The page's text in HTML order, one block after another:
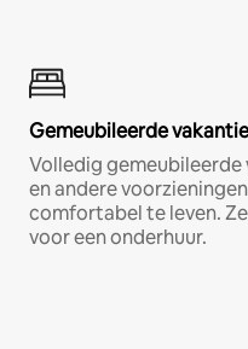
Gemeubileerde
Volledig gemeubileerde
en andere
comfortabel te leven.
voor een onderhuur.